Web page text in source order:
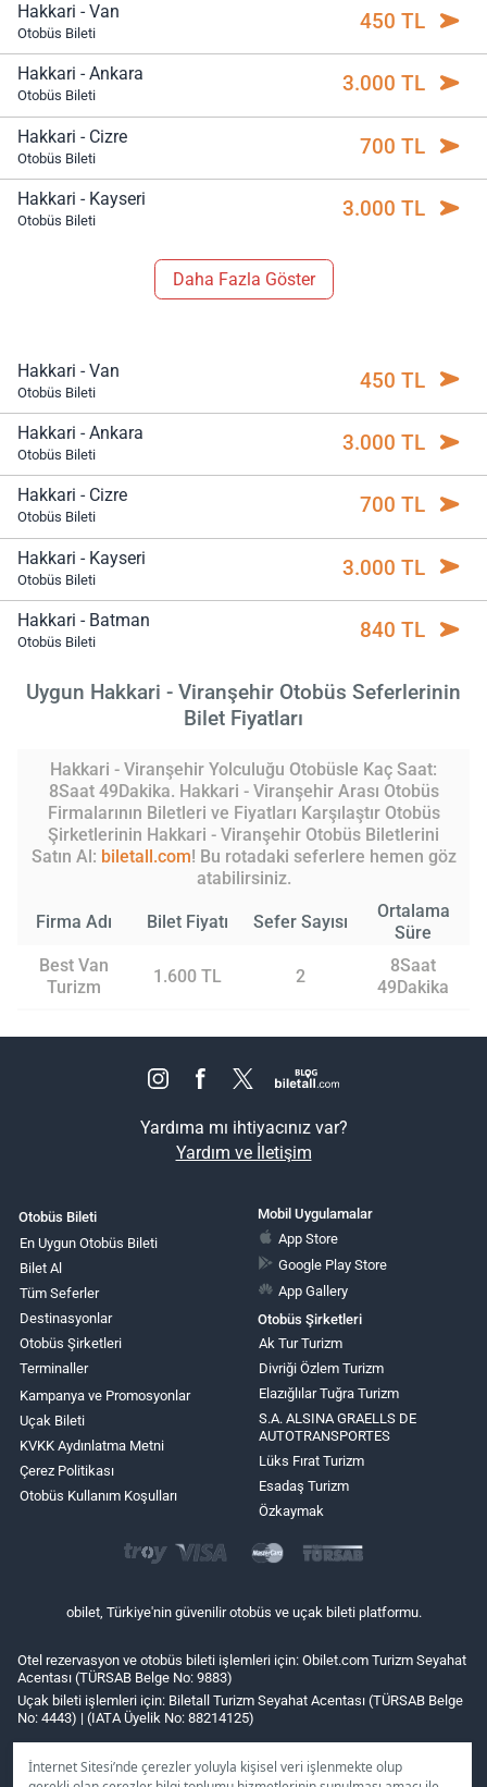
İnternet Sitesi’nde çerezler yoluyla kişisel veri işlenmekte olup
Hakkari - Van
Otobüs Bileti 450 TL
Hakkari - Ankara
Otobüs Bileti 3.000 TL
Hakkari - Cizre
Otobüs Bileti 700 TL
Hakkari - Kayseri
Otobüs Bileti 3.000 TL
Daha Fazla Göster
Hakkari - Van
Otobüs Bileti 450 TL
Hakkari - Ankara
Otobüs Bileti 3.000 TL
Hakkari - Cizre
Otobüs Bileti 700 TL
Hakkari - Kayseri
Otobüs Bileti 3.000 TL
Hakkari - Batman
Otobüs Bileti 840 TL
Uygun Hakkari - Viranşehir Otobüs Seferlerinin
Bilet Fiyatları
Hakkari - Viranşehir Yolculuğu Otobüsle Kaç Saat:
8Saat 49Dakika. Hakkari - Viranşehir Arası Otobüs
Firmalarının Biletleri ve Fiyatları Karşılaştır Otobüs
Şirketlerinin Hakkari - Viranşehir Otobüs Biletlerini
Satın Al: biletall.com! Bu rotadaki seferlere hemen göz
atabilirsiniz.
Firma Adı Bilet Fiyatı Sefer Sayısı
Ortalama
Süre
Best Van
Turizm
1.600 TL 2
8Saat
49Dakika
Yardıma mı ihtiyacınız var?
Yardım ve İletişim
Otobüs Bileti
En Uygun Otobüs Bileti
Bilet Al
Tüm Seferler
Destinasyonlar
Otobüs Şirketleri
Terminaller
Kampanya ve Promosyonlar
Uçak Bileti
KVKK Aydınlatma Metni
Çerez Politikası
Otobüs Kullanım Koşulları
Mobil Uygulamalar
App Store
Google Play Store
App Gallery
Otobüs Şirketleri
Ak Tur Turizm
Divriği Özlem Turizm
Elazığlılar Tuğra Turizm
S.A. ALSINA GRAELLS DE
AUTOTRANSPORTES
Lüks Fırat Turizm
Esadaş Turizm
Özkaymak
obilet, Türkiye'nin güvenilir otobüs ve uçak bileti platformu.
Otel rezervasyon ve otobüs bileti işlemleri için: Obilet.com Turizm Seyahat
Acentası (TÜRSAB Belge No: 9883)
Uçak bileti işlemleri için: Biletall Turizm Seyahat Acentası (TÜRSAB Belge
No: 4443) | (IATA Üyelik No: 88214125)